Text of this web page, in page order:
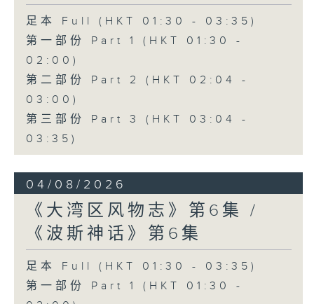
足本 Full (HKT 01:30 - 03:35)
第一部份 Part 1 (HKT 01:30 -
02:00)
第二部份 Part 2 (HKT 02:04 -
03:00)
第三部份 Part 3 (HKT 03:04 -
03:35)
04/08/2026
《大湾区风物志》第6集 /
《波斯神话》第6集
足本 Full (HKT 01:30 - 03:35)
第一部份 Part 1 (HKT 01:30 -